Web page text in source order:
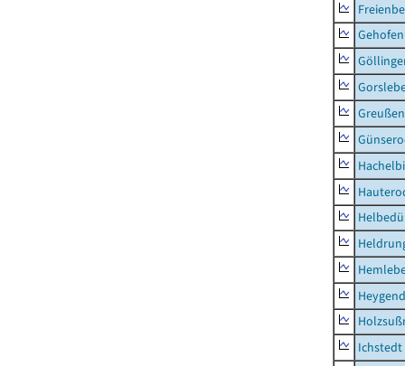
Gehofen
Ichstedt